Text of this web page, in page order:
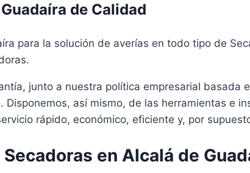
de Calidad
para la solución de averías en todo tipo de
junto a nuestra política empresarial basada
así mismo, de las herramientas e
rápido, económico, eficiente y, por
en Alcalá de